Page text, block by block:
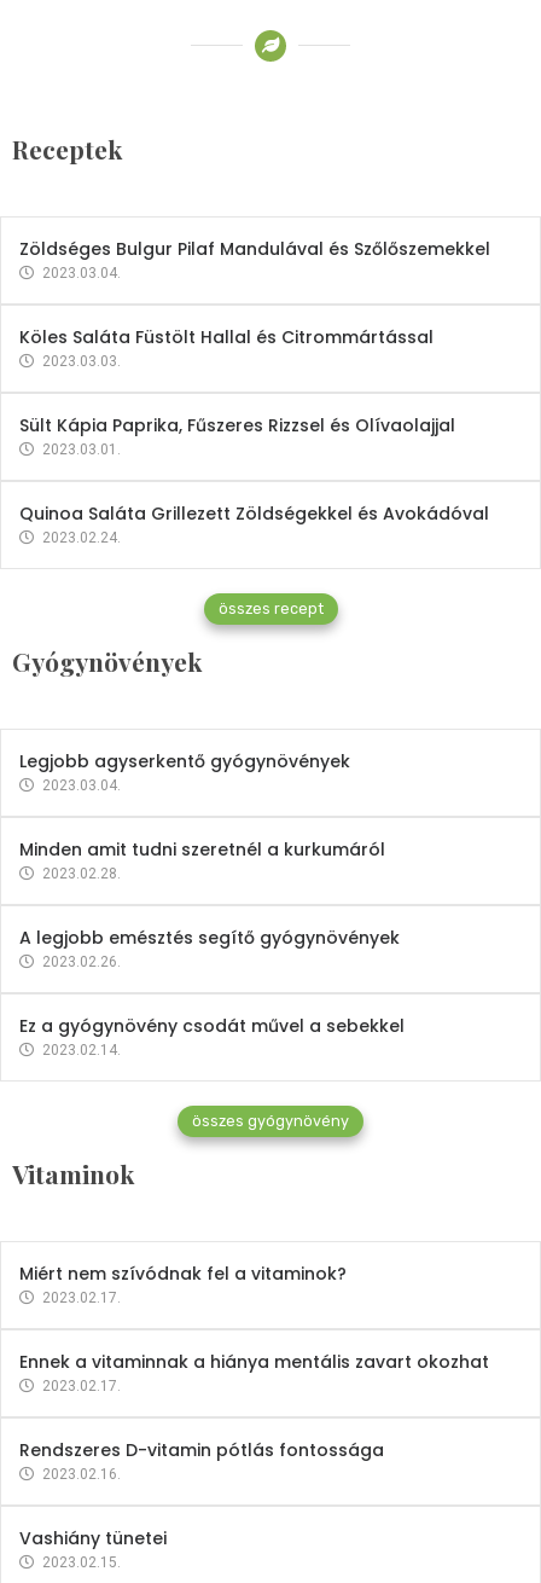
Receptek
2023.03.06.
Zöldséges Bulgur Pilaf Mandulával és Szőlőszemekkel
2023.03.04.
Köles Saláta Füstölt Hallal és Citrommártással
2023.03.03.
Sült Kápia Paprika, Fűszeres Rizzsel és Olívaolajjal
2023.03.01.
Quinoa Saláta Grillezett Zöldségekkel és Avokádóval
2023.02.24.
összes recept
Gyógynövények
Gyógynövények
Mindent a petrezselyemről
2023.12.21.
Legjobb agyserkentő gyógynövények
2023.03.04.
Minden amit tudni szeretnél a kurkumáról
2023.02.28.
A legjobb emésztés segítő gyógynövények
2023.02.26.
Ez a gyógynövény csodát művel a sebekkel
2023.02.14.
összes gyógynövény
Vitaminok
Vitaminok
Mindent a B-12 vitaminról
2023.02.27.
Miért nem szívódnak fel a vitaminok?
2023.02.17.
Ennek a vitaminnak a hiánya mentális zavart okozhat
2023.02.17.
Rendszeres D-vitamin pótlás fontossága
2023.02.16.
Vashiány tünetei
2023.02.15.